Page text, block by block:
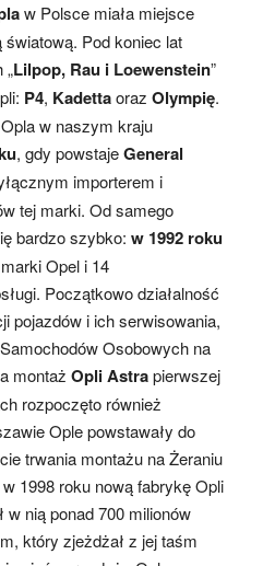
w Polsce miała miejsce
Pod koniec lat
„Lilpop, Rau i Loewenstein”
P4, Kadettaoraz Olympię.
w naszym kraju
, gdy powstajeGeneral
importerem i
tej marki. Od samego
bardzo szybko: w 1992 roku
Opel i 14
Początkowo działalność
pojazdów i ich serwisowania,
Osobowych na
montaż Opli Astrapierwszej
rozpoczęto również
Ople powstawały do
trwania montażu na Żeraniu
1998 roku nową fabrykę Opli
nią ponad 700 milionów
który zjeżdżał z jej taśm